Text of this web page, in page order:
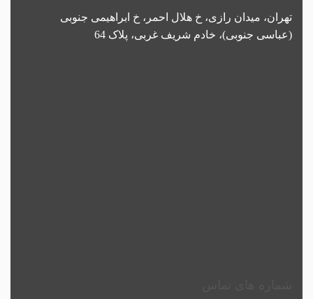
تهران، میدان رازی، خ هلال احمر، خ ابراهیمی جنوبی
(عباسی جنوبی)، خادم شریف غربی، پلاک 64